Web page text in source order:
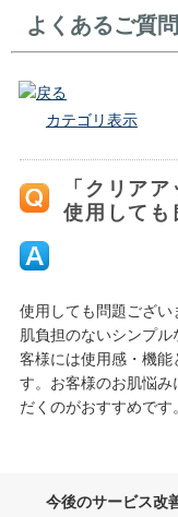
よくあるご質問
戻る
カテゴリ表示
「クリア
使用しても
使用しても問題ござい
肌負担のないシンプ
客様には使用感・機能
す。お客様のお肌悩み
だくのがおすすめです。
今後のサービス改